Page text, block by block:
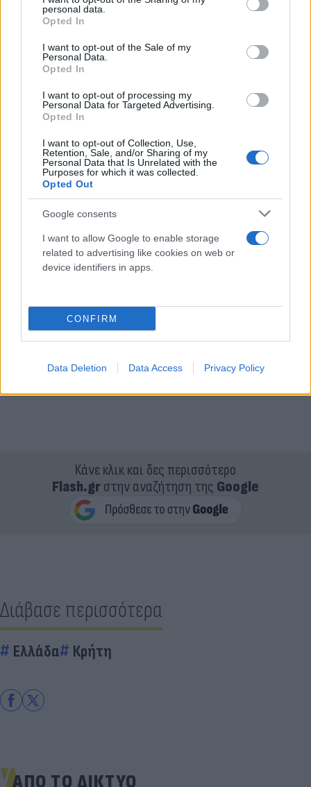
grant or deny consent to Google and its third-party tags to
use your data for below specified purposes in below Google
consent section.
personal data.
Opted In
I want to opt-out of the Sale of my
Personal Data.
Opted In
I want to opt-out of processing my
Personal Data for Targeted Advertising.
Opted In
I want to opt-out of Collection, Use,
Retention, Sale, and/or Sharing of my
Personal Data that Is Unrelated with the
Purposes for which it was collected.
Opted Out
Google consents
I want to allow Google to enable storage
related to advertising like cookies on web or
device identifiers in apps.
CONFIRM
Data Deletion Data Access Privacy Policy
Κάνε κλικ και δες περισσότερο
Flash.grστην αναζήτηση της Google
Διάβασε περισσότερα
Ελλάδα Κρήτη
ΑΠΟ ΤΟ ΔΙΚΤΥΟ